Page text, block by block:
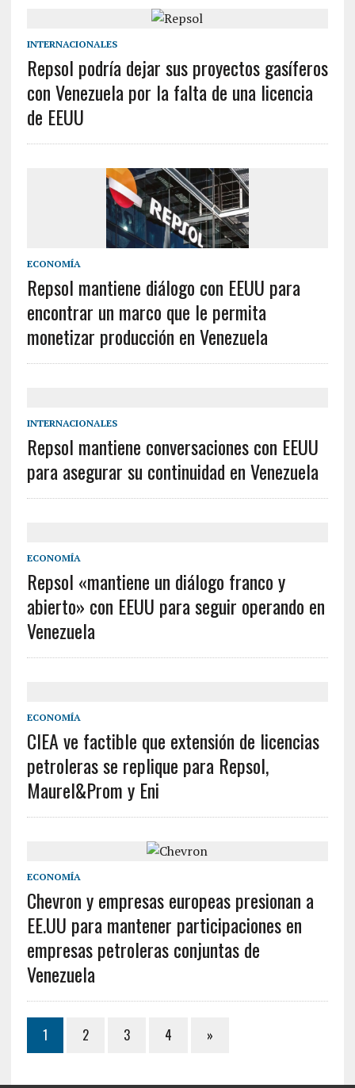
INTERNACIONALES
Repsol podría dejar sus proyectos gasíferos
con Venezuela por la falta de una licencia
de EEUU
ECONOMÍA
Repsol mantiene diálogo con EEUU para
encontrar un marco que le permita
monetizar producción en Venezuela
INTERNACIONALES
Repsol mantiene conversaciones con EEUU
para asegurar su continuidad en Venezuela
ECONOMÍA
Repsol «mantiene un diálogo franco y
abierto» con EEUU para seguir operando en
Venezuela
ECONOMÍA
CIEA ve factible que extensión de licencias
petroleras se replique para Repsol,
Maurel&Prom y Eni
ECONOMÍA
Chevron y empresas europeas presionan a
EE.UU para mantener participaciones en
empresas petroleras conjuntas de
Venezuela
1 2 3 4 »